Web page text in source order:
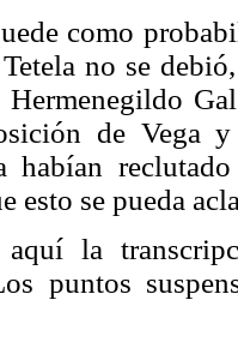
como
no se
de Vega
habían
esto se pueda
la
puntos